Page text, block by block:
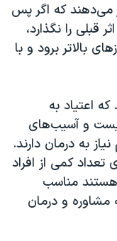
می‌دهند که اگر پس
قبلی را نگذارد،
بالاتر برود و با
اعتیاد به
و آسیب‌های
به درمان دارند.
کمی از افراد
مناسب
مشاوره و درمان